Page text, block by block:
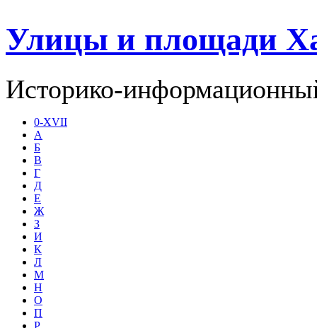
Улицы и площади
Историко-
0-XVII
А
Б
В
Г
Д
Е
Ж
З
И
К
Л
М
Н
О
П
Р